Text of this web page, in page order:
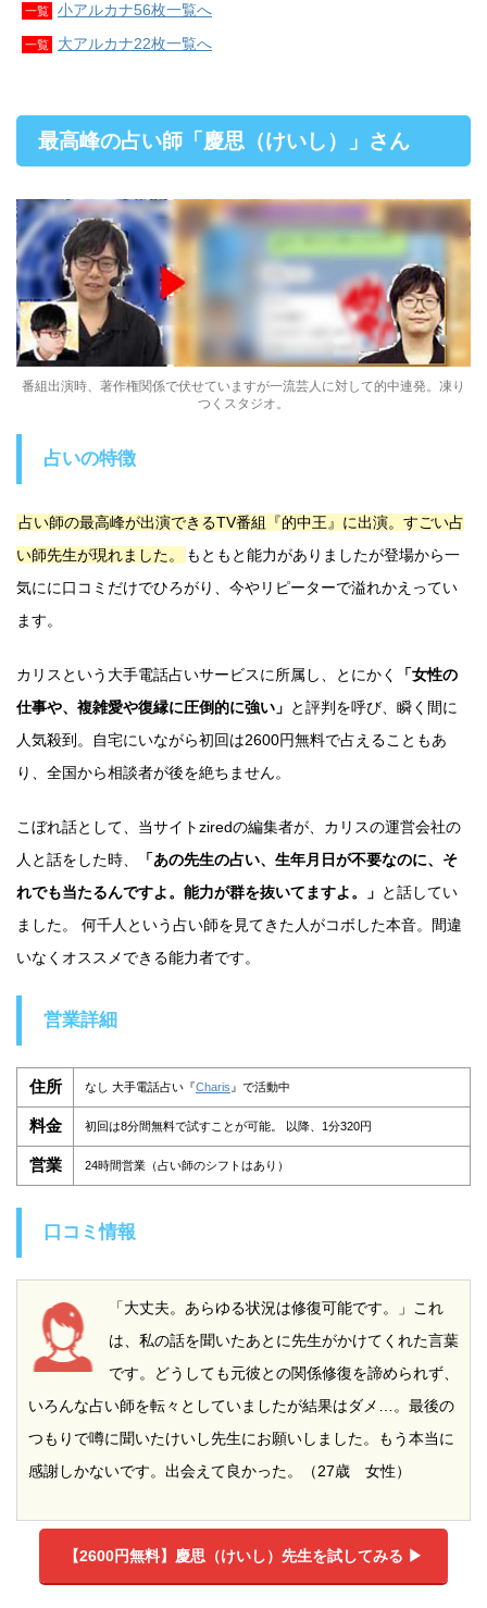
一覧 小アルカナ56枚一覧へ
一覧 大アルカナ22枚一覧へ
最高峰の占い師「慶思（けいし）」さん
番組出演時、著作権関係で伏せていますが一流芸人に対して的中連発。凍り
つくスタジオ。
占いの特徴
占い師の最高峰が出演できるTV番組『的中王』に出演。すごい占
い師先生が現れました。
もともと能力がありましたが登場から一
気にに口コミだけでひろがり、今やリピーターで溢れかえってい
ます。
カリスという大手電話占いサービスに所属し、とにかく
「女性の
仕事や、複雑愛や復縁に圧倒的に強い」 と評判を呼び、瞬く間に
人気殺到。自宅にいながら初回は2600円無料で占えることもあ
り、全国から相談者が後を絶ちません。
こぼれ話として、当サイトziredの編集者が、カリスの運営会社の
人と話をした時、
「あの先生の占い、生年月日が不要なのに、そ
れでも当たるんですよ。能力が群を抜いてますよ。」 と話してい
ました。 何千人という占い師を見てきた人がコボした本音。間違
いなくオススメできる能力者です。
営業詳細
住所 なし 大手電話占い『Charis 』で活動中
料金 初回は8分間無料で試すことが可能。 以降、1分320円
営業 24時間営業（占い師のシフトはあり）
口コミ情報
「大丈夫。あらゆる状況は修復可能です。」これ
は、私の話を聞いたあとに先生がかけてくれた言葉
です。どうしても元彼との関係修復を諦められず、
いろんな占い師を転々としていましたが結果はダメ…。最後の
つもりで噂に聞いたけいし先生にお願いしました。もう本当に
感謝しかないです。出会えて良かった。（27歳 女性）
【2600円無料】 慶思（けいし）先生を試してみる ▶︎